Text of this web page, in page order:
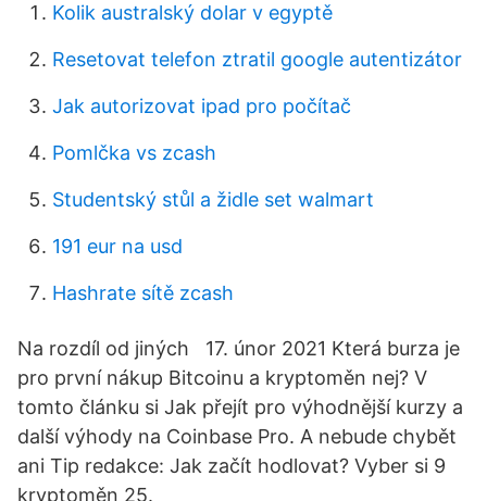
Kolik australský dolar v egyptě
Resetovat telefon ztratil google autentizátor
Jak autorizovat ipad pro počítač
Pomlčka vs zcash
Studentský stůl a židle set walmart
191 eur na usd
Hashrate sítě zcash
Na rozdíl od jiných 17. únor 2021 Která burza je
pro první nákup Bitcoinu a kryptoměn nej? V
tomto článku si Jak přejít pro výhodnější kurzy a
další výhody na Coinbase Pro. A nebude chybět
ani Tip redakce: Jak začít hodlovat? Vyber si 9
kryptoměn 25.